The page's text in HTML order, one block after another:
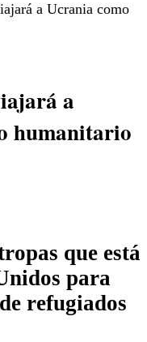
a Ucrania como
a
humanitario
que está
para
refugiados